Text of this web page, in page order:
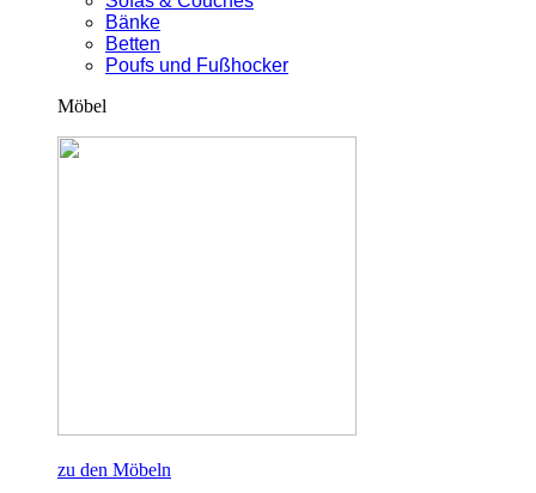
Bänke
Betten
Poufs und Fußhocker
Möbel
zu den Möbeln